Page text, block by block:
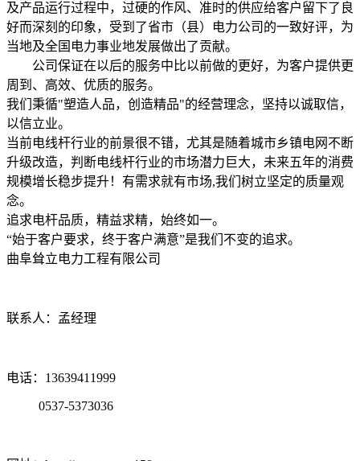
及产品运行过程中，过硬的作风、准时的供应给客户留下了良
好而深刻的印象，受到了省市（县）电力公司的一致好评，为
当地及全国电力事业地发展做出了贡献。
公司保证在以后的服务中比以前做的更好，为客户提供更
周到、高效、优质的服务。
我们秉循"塑造人品，创造精品"的经营理念，坚持以诚取信，
以信立业。
当前电线杆行业的前景很不错，尤其是随着城市乡镇电网不断
升级改造，判断电线杆行业的市场潜力巨大，未来五年的消费
规模增长稳步提升！有需求就有市场,我们树立坚定的质量观
念。
追求电杆品质，精益求精，始终如一。
“始于客户要求，终于客户满意”是我们不变的追求。
曲阜耸立电力工程有限公司
联系人：孟经理
电话：13639411999
0537-5373036